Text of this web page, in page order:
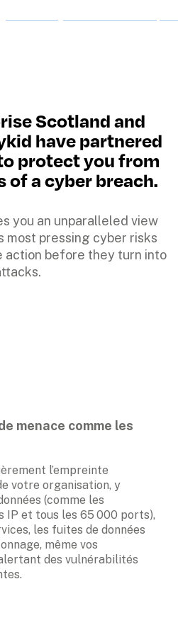
Scotland and
have partnered
protect you from
a cyber breach.
you an unparalleled view
most pressing cyber risks
action before they turn into
menace comme les
l’empreinte
votre organisation, y
(comme les
IP et tous les 65 000 ports),
les fuites de données
même vos
des vulnérabilités